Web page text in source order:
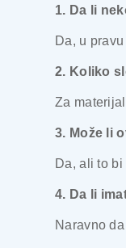
1. Da li
Da, u
2. Koliko
Za
3. Može li
Da, ali to
4. Da li
Naravno